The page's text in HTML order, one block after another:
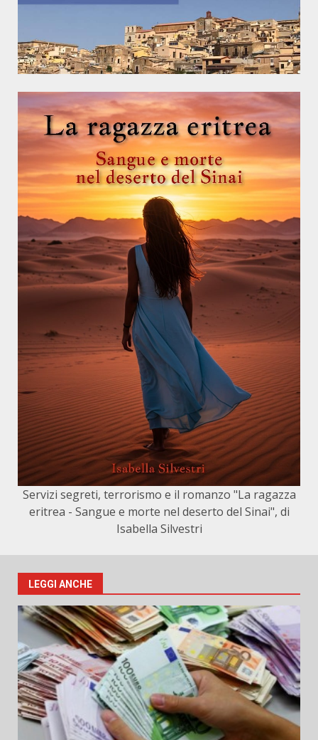
Servizi segreti, terrorismo e il romanzo "La ragazza
eritrea - Sangue e morte nel deserto del Sinai", di
Isabella Silvestri
LEGGI ANCHE